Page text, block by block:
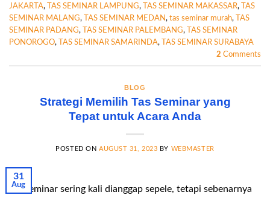
JAKARTA, TAS SEMINAR LAMPUNG, TAS SEMINAR MAKASSAR,
TAS
SEMINAR MALANG, TAS SEMINAR MEDAN, tas seminar murah,
TAS
SEMINAR PADANG, TAS SEMINAR PALEMBANG,
TAS SEMINAR
PONOROGO, TAS SEMINAR SAMARINDA,
TAS SEMINAR SURABAYA
2 Comments
BLOG
Strategi Memilih Tas Seminar yang
Tepat untuk Acara Anda
POSTED ON AUGUST 31, 2023 BY WEBMASTER
31
Aug
Tas seminar sering kali dianggap sepele, tetapi sebenarnya